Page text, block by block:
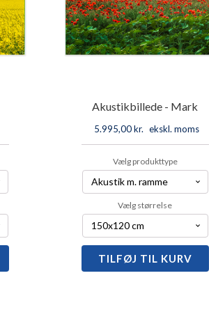
Akustikbillede - Mark
5.995,00kr. ekskl. moms
Vælg produkttype
Vælg størrelse
Akustikbillede
-
TILFØJ TIL KURV